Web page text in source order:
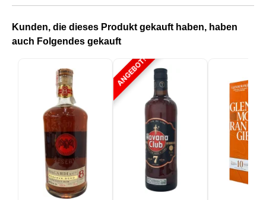
Kunden, die dieses Produkt gekauft haben, haben
auch Folgendes gekauft
ANGEBOT!